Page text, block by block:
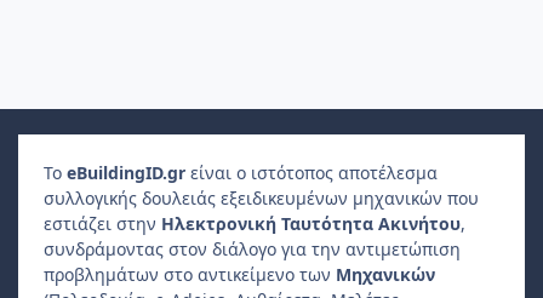
Το eBuildingID.gr είναι ο ιστότοπος αποτέλεσμα
συλλογικής δουλειάς εξειδικευμένων μηχανικών που
εστιάζει στην Ηλεκτρονική Ταυτότητα Ακινήτου,
συνδράμοντας στον διάλογο για την αντιμετώπιση
προβλημάτων στο αντικείμενο των Μηχανικών